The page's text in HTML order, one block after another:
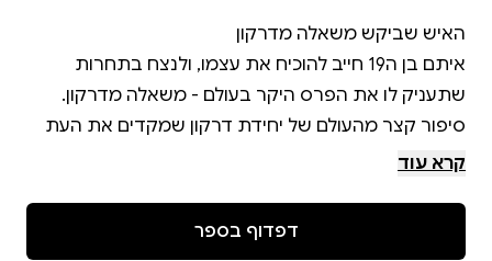
איתם בן ה19 חייב להוכיח את עצמו, ולנצח בתחרות
סיפור קצר מהעולם של יחידת דרקון שמקדים את העת
קרא עוד
דפדוף בספר